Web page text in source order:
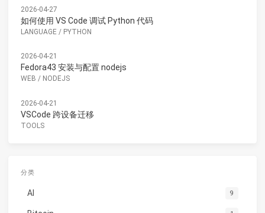
2026-04-27
如何使用 VS Code 调试 Python 代码
LANGUAGE / PYTHON
2026-04-21
Fedora43 安装与配置 nodejs
WEB / NODEJS
2026-04-21
VSCode 跨设备迁移
TOOLS
分类
AI 9